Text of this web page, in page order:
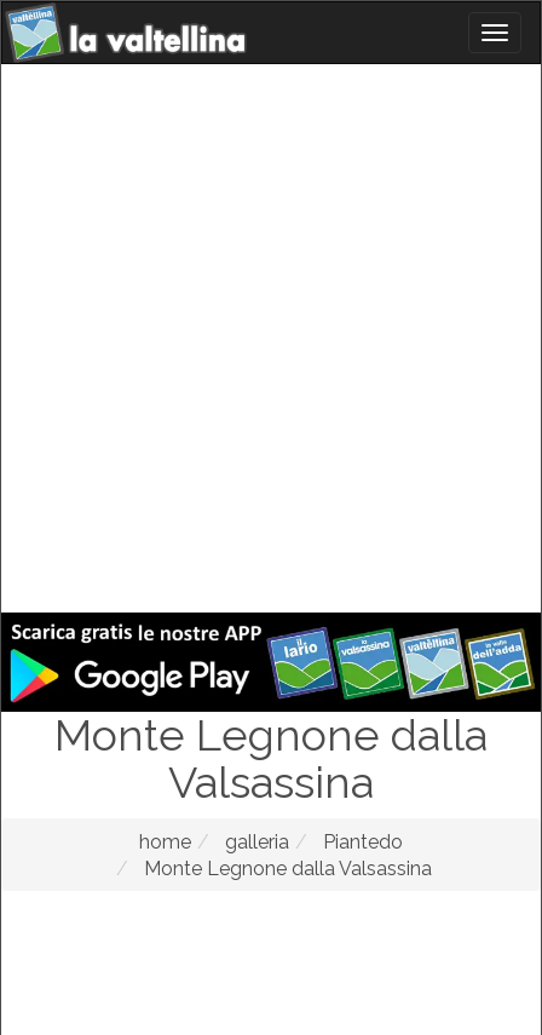
Monte Legnone dalla
Valsassina
home galleria
Piantedo
Monte Legnone dalla Valsassina